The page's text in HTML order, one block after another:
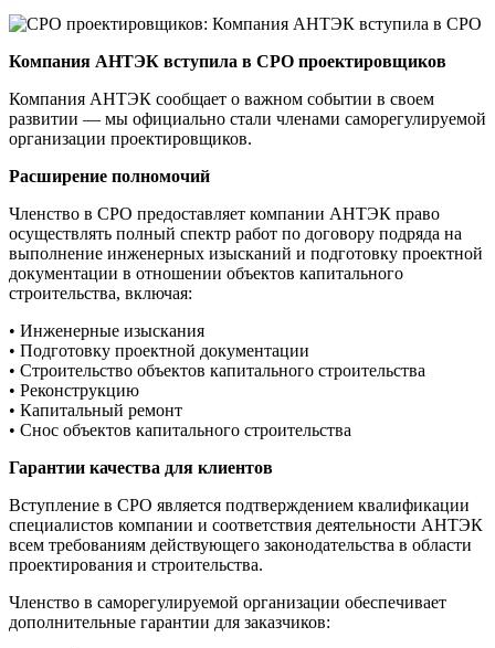
Компания АНТЭК вступила в СРО проектировщиков
Компания АНТЭК сообщает о важном событии в своем
развитии — мы официально стали членами саморегулируемой
организации проектировщиков.
Расширение полномочий
Членство в СРО предоставляет компании АНТЭК право
осуществлять полный спектр работ по договору подряда на
выполнение инженерных изысканий и подготовку проектной
документации в отношении объектов капитального
строительства, включая:
• Инженерные изыскания
• Подготовку проектной документации
• Строительство объектов капитального строительства
• Реконструкцию
• Капитальный ремонт
• Снос объектов капитального строительства
Гарантии качества для клиентов
Вступление в СРО является подтверждением квалификации
специалистов компании и соответствия деятельности АНТЭК
всем требованиям действующего законодательства в области
проектирования и строительства.
Членство в саморегулируемой организации обеспечивает
дополнительные гарантии для заказчиков: